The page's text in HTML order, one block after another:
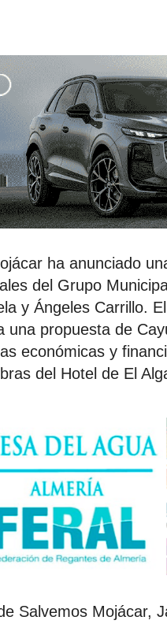
ha anunciado
del Grupo
y Ángeles Carrillo.
una propuesta de
económicas y
del Hotel de El
Salvemos Mojácar,